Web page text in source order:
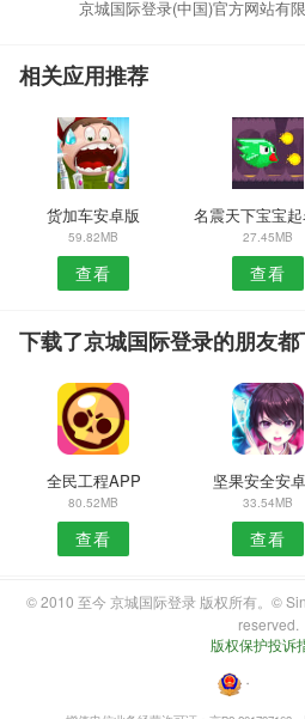
京城国际登录(中国)官方网站有
相关应用推荐
货加车安卓版
59.82MB
查看
27.45MB
查看
下载了京城国际登录的朋友都
全民工程APP
80.52MB
查看
坚果安全安
33.54MB
查看
© 2010 至今 京城国际登录 版权所有。©
reserved.
版权保护投诉
・